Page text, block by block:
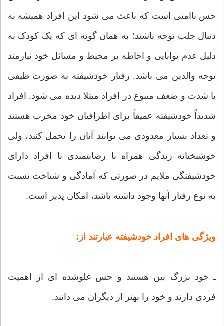
حس ناامنی است که باعث می شود این افراد همیشه به
دنبال جلب توجه باشند؛ به همان گونه ای که یک کودک به
دلیل عدم توانایی و احاطه بر محیط و مسائل خود نیازمند
توجه والدین می باشد. رفتار خودشیفته به صورت طیفی
با شدت و ضعف متنوع در افراد مبتلا دیده می شود. افراد
شدیداً خودشیفته عمیقاً برای اطرافیان خود مخرب هستند
و تعداد بسیار معدودی می توانند آنان را تحمل کنند، ولی
خوشبختانه زندگی همراه با رضابتمندی با افراد دارای
خودشیفتگی ملایم در صورتی که آمادگی و شناخت نسبت
به نوع رفتار آنها وجود داشته باشد، امکان پذیر است.
ویژگی های افراد خودشیفته عبارتند از:
ـ خود بزرگ بین هستند و حس غلوشده ای از اهمیت
فردی دارند و خود را بهتر از دیگران می دانند.